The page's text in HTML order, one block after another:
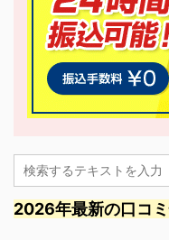
2026年最新の口コ